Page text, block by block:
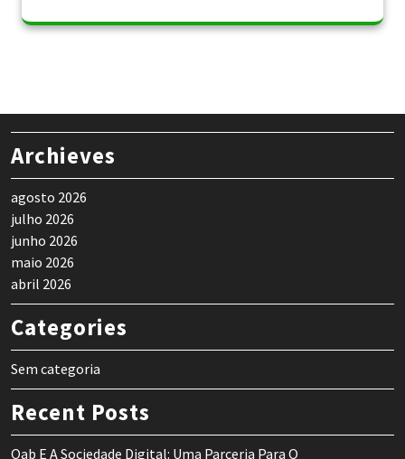
Archieves
agosto 2026
julho 2026
junho 2026
maio 2026
abril 2026
Categories
Sem categoria
Recent Posts
Oab E A Sociedade Digital: Uma Parceria Para O